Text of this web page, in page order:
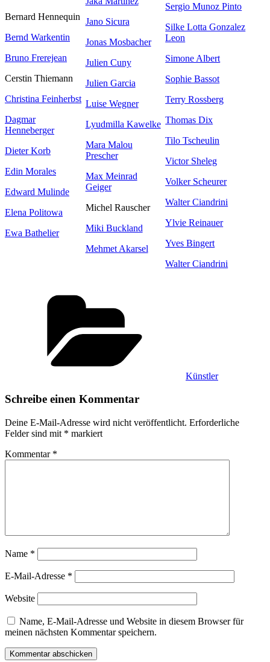
Bernard Hennequin
Bernd Warkentin
Bruno Frerejean
Cerstin Thiemann
Christina Feinherbst
Dagmar
Henneberger
Dieter Korb
Edin Morales
Edward Mulinde
Elena Politowa
Ewa Bathelier
Jano Sicura
Jonas Mosbacher
Julien Cuny
Julien Garcia
Luise Wegner
Lyudmilla Kawelke
Mara Malou
Prescher
Max Meinrad
Geiger
Michel Rauscher
Miki Buckland
Mehmet Akarsel
Sergio Munoz Pinto
Silke Lotta Gonzalez
Leon
Simone Albert
Sophie Bassot
Terry Rossberg
Thomas Dix
Tilo Tscheulin
Victor Sheleg
Volker Scheurer
Walter Ciandrini
Ylvie Reinauer
Yves Bingert
Walter Ciandrini
Künstler
Schreibe einen Kommentar
Deine E-Mail-Adresse wird nicht veröffentlicht. Erforderliche
Felder sind mit * markiert
Kommentar *
Name *
E-Mail-Adresse *
Website
Name, E-Mail-Adresse und Website in diesem Browser für
meinen nächsten Kommentar speichern.